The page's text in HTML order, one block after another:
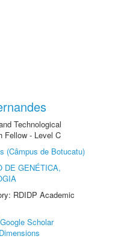
Technological
Fellow - Level C
(Câmpus de Botucatu)
DE GENÉTICA,
RDIDP Academic
Google Scholar
Dimensions